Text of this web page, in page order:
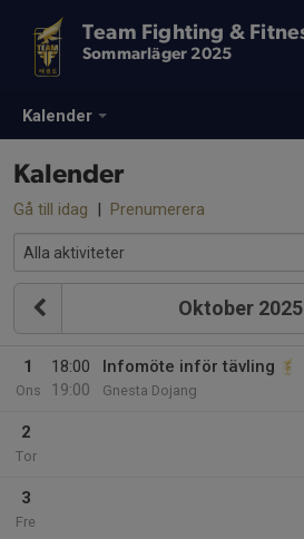
Kalender
Sommarläger 2025
Kalender
Gå till idag | Prenumerera
Oktober 2025
1
Ons
18:00
19:00
Infomöte inför tävling
Gnesta Dojang
2
Tor
3
Fre